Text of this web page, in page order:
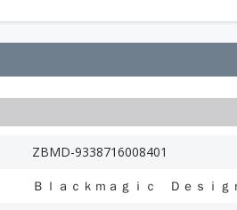
ZBMD-9338716008401
Ｂｌａｃｋｍａｇｉｃ Ｄｅｓｉｇ